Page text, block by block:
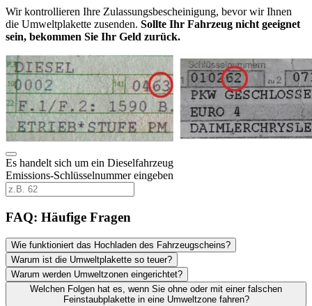
Wir kontrollieren Ihre Zulassungsbescheinigung, bevor wir Ihnen
die Umweltplakette zusenden. Sollte Ihr Fahrzeug nicht geeignet
sein, bekommen Sie Ihr Geld zurück.
Es handelt sich um ein Dieselfahrzeug
Emissions-Schlüsselnummer eingeben
FAQ: Häufige Fragen
Wie funktioniert das Hochladen des Fahrzeugscheins?
Warum ist die Umweltplakette so teuer?
Warum werden Umweltzonen eingerichtet?
Welchen Folgen hat es, wenn Sie ohne oder mit einer falschen
Feinstaubplakette in eine Umweltzone fahren?